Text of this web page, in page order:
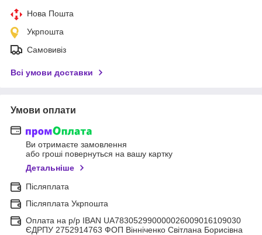
Нова Пошта
Укрпошта
Самовивіз
Всі умови доставки
Умови оплати
Ви отримаєте замовлення
або гроші повернуться на вашу картку
Детальніше
Післяплата
Післяплата Укрпошта
Оплата на р/р IBAN UA783052990000026009016109030
ЄДРПУ 2752914763 ФОП Вінніченко Світлана Борисівна